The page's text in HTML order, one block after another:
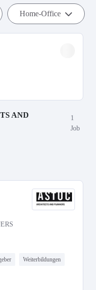
Home-Office
AND
1
Job
Weiterbildungen